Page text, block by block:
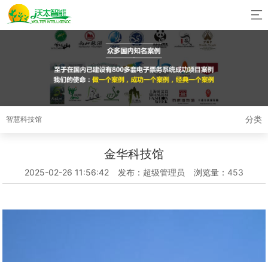
智慧科技馆 分类
金华科技馆
2025-02-26 11:56:42 发布： 超级管理员 浏览量： 453